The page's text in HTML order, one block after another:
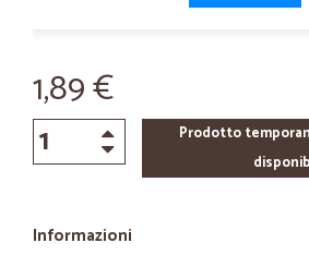
1,89 €
Prodotto
Informazioni